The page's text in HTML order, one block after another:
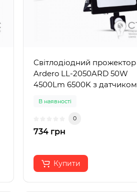
Світлодіодний прожектор
Ardero LL-2050ARD 50W
4500Lm 6500K з датчиком
В наявності
0
734 грн
Купити